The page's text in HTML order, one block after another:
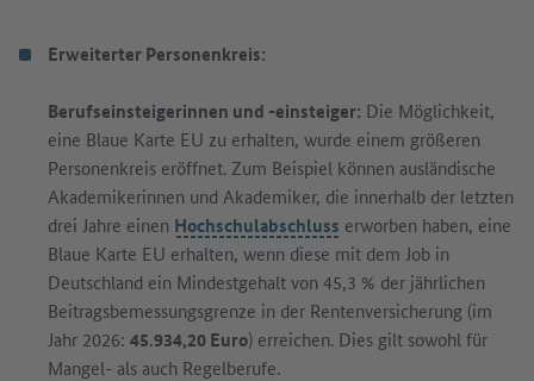
Erweiterter Personenkreis:
Berufseinsteigerinnen und -einsteiger: Die Möglichkeit,
eine Blaue Karte EU zu erhalten, wurde einem größeren
Personenkreis eröffnet. Zum Beispiel können ausländische
Akademikerinnen und Akademiker, die innerhalb der letzten
drei Jahre einen Hochschulabschluss erworben haben, eine
Blaue Karte EU erhalten, wenn diese mit dem Job in
Deutschland ein Mindestgehalt von 45,3 % der jährlichen
Beitragsbemessungsgrenze in der Rentenversicherung (im
Jahr 2026: 45.934,20 Euro) erreichen. Dies gilt sowohl für
Mangel- als auch Regelberufe.